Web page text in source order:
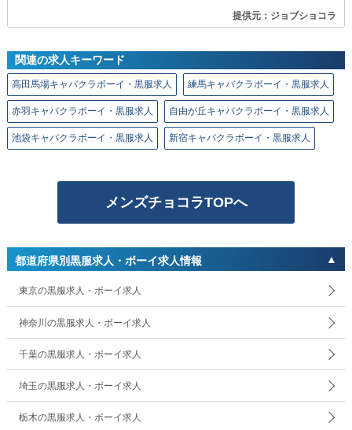
提供元：ジョブショコラ
関連の求人キーワード
高田馬場キャバクラボーイ・黒服求人 練馬キャバクラボーイ・黒服求人
赤羽キャバクラボーイ・黒服求人 自由が丘キャバクラボーイ・黒服求人
池袋キャバクラボーイ・黒服求人 新宿キャバクラボーイ・黒服求人
メンズチョコラTOPへ
都道府県別黒服求人・ボーイ求人情報
東京の黒服求人・ボーイ求人
神奈川の黒服求人・ボーイ求人
千葉の黒服求人・ボーイ求人
埼玉の黒服求人・ボーイ求人
栃木の黒服求人・ボーイ求人